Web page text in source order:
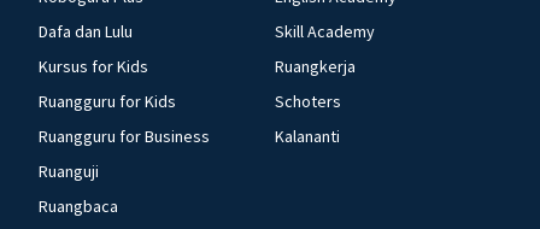
Dafa dan Lulu
Kursus for Kids
Ruangguru for Kids
Ruangguru for Business
Ruanguji
Ruangbaca
Skill Academy
Ruangkerja
Schoters
Kalananti